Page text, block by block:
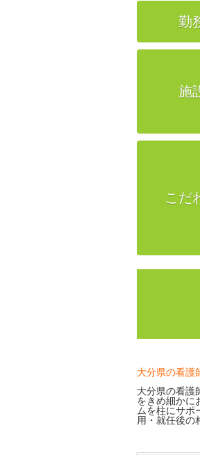
勤
施
こだ
大分県の看護
大分県の看護
をきめ細かに
ムを柱にサポ
用・就任後の